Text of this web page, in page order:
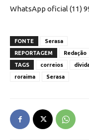
WhatsApp oficial (11)
FONTE
Serasa
REPORTAGEM
Redação
TAGS
correios
roraima
Serasa